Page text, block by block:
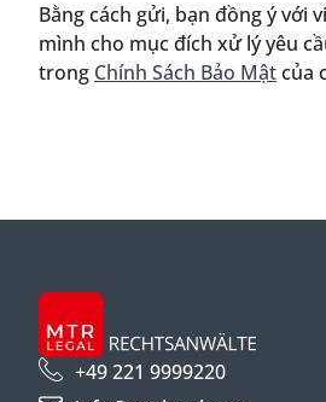
Bằng cách gửi, bạn đồng ý với
mình cho mục đích xử lý yêu
trong Chính Sách Bảo Mậtcủa
+49 221 9999220